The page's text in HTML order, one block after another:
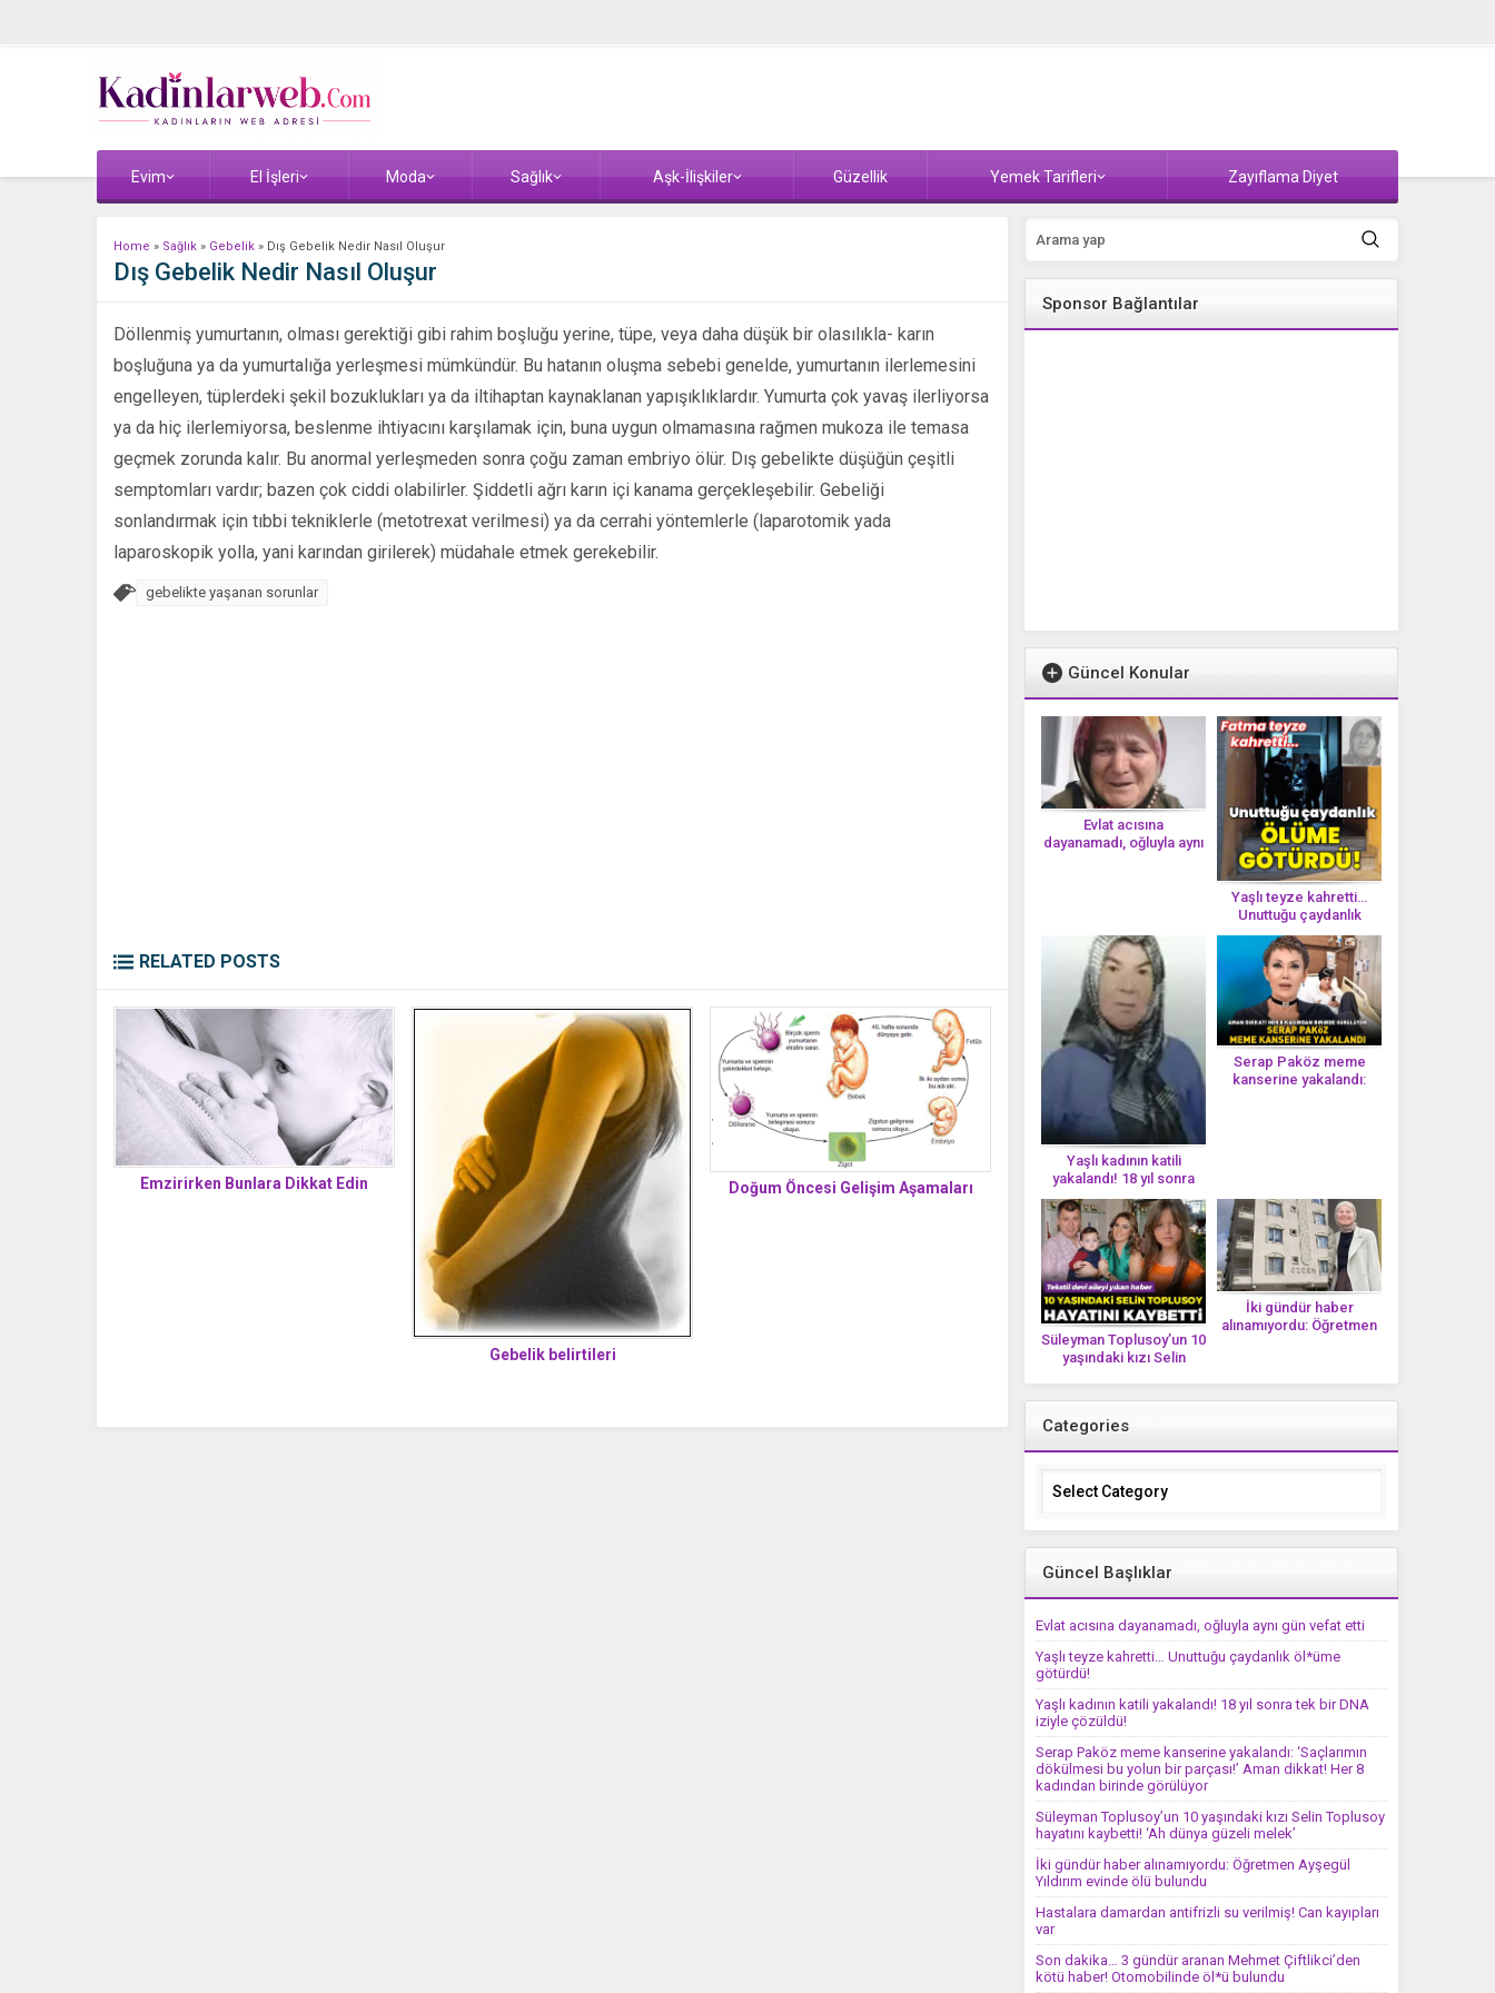
Evim El İşleri Moda Sağlık Aşk-İlişkiler Güzellik Yemek Tarifleri Zayıflama Diyet
Home » Sağlık » Gebelik » Dış Gebelik Nedir Nasıl Oluşur
Dış Gebelik Nedir Nasıl Oluşur
Döllenmiş yumurtanın, olması gerektiği gibi rahim boşluğu yerine, tüpe, veya daha düşük bir olasılıkla- karın
boşluğuna ya da yumurtalığa yerleşmesi mümkündür. Bu hatanın oluşma sebebi genelde, yumurtanın ilerlemesini
engelleyen, tüplerdeki şekil bozuklukları ya da iltihaptan kaynaklanan yapışıklıklardır. Yumurta çok yavaş ilerliyorsa
ya da hiç ilerlemiyorsa, beslenme ihtiyacını karşılamak için, buna uygun olmamasına rağmen mukoza ile temasa
geçmek zorunda kalır. Bu anormal yerleşmeden sonra çoğu zaman embriyo ölür. Dış gebelikte düşüğün çeşitli
semptomları vardır; bazen çok ciddi olabilirler. Şiddetli ağrı karın içi kanama gerçekleşebilir. Gebeliği
sonlandırmak için tıbbi tekniklerle (metotrexat verilmesi) ya da cerrahi yöntemlerle (laparotomik yada
laparoskopik yolla, yani karından girilerek) müdahale etmek gerekebilir.
gebelikte yaşanan sorunlar
RELATED POSTS
Emzirirken Bunlara Dikkat Edin
Gebelik belirtileri
Doğum Öncesi Gelişim Aşamaları
Sponsor Bağlantılar
Güncel Konular
Evlat acısına
dayanamadı, oğluyla aynı
Yaşlı teyze kahretti…
Unuttuğu çaydanlık
öl*üme götürdü!
Yaşlı kadının katili
yakalandı! 18 yıl sonra
tek bir DNA iziyle
çözüldü!
Serap Paköz meme
kanserine yakalandı:
Süleyman Toplusoy’un 10
yaşındaki kızı Selin
İki gündür haber
alınamıyordu: Öğretmen
Categories
Categories
Güncel Başlıklar
Evlat acısına dayanamadı, oğluyla aynı gün vefat etti
Yaşlı teyze kahretti… Unuttuğu çaydanlık öl*üme
götürdü!
Yaşlı kadının katili yakalandı! 18 yıl sonra tek bir DNA
iziyle çözüldü!
Serap Paköz meme kanserine yakalandı: ‘Saçlarımın
dökülmesi bu yolun bir parçası!’ Aman dikkat! Her 8
kadından birinde görülüyor
Süleyman Toplusoy’un 10 yaşındaki kızı Selin Toplusoy
hayatını kaybetti! ‘Ah dünya güzeli melek’
İki gündür haber alınamıyordu: Öğretmen Ayşegül
Yıldırım evinde ölü bulundu
Hastalara damardan antifrizli su verilmiş! Can kayıpları
var
Son dakika… 3 gündür aranan Mehmet Çiftlikci’den
kötü haber! Otomobilinde öl*ü bulundu